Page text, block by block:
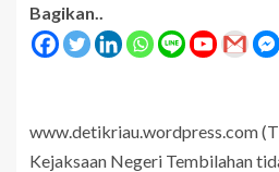
Bagikan..
www.detikriau.wordpress.com
Kejaksaan Negeri Tembilahan